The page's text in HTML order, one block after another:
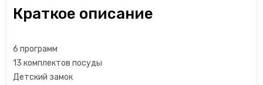
Краткое описание
6 программ
13 комплектов посуды
Детский замок
Миксеры
Мультиварки